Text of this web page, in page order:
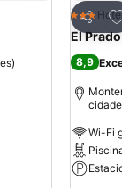
)
3 Estrelas
El
8,9
cidade
Wi-Fi